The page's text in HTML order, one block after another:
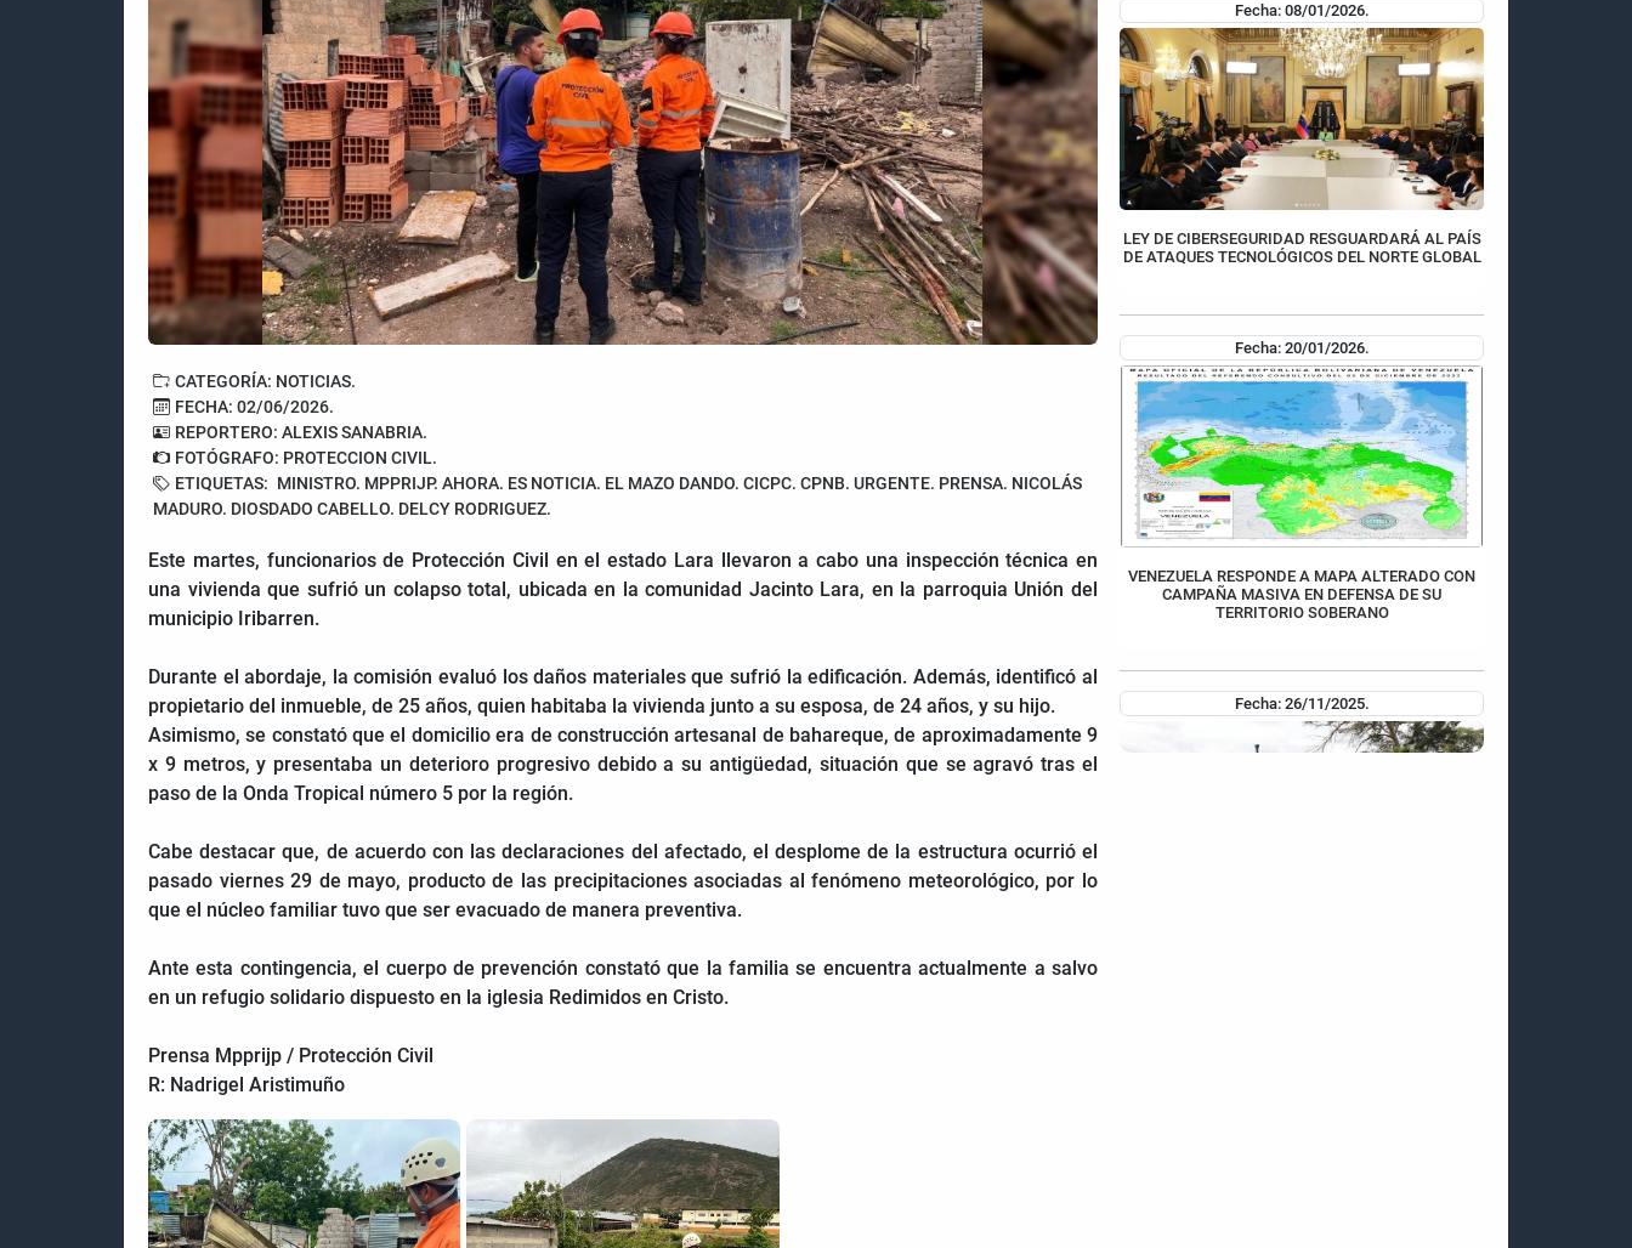
CATEGORÍA: NOTICIAS.
FECHA: 02/06/2026.
REPORTERO: ALEXIS SANABRIA.
FOTÓGRAFO: PROTECCION CIVIL.
ETIQUETAS: MINISTRO. MPPRIJP. AHORA. ES NOTICIA. EL MAZO DANDO. CICPC. CPNB. URGENTE. PRENSA. NICOLÁS
MADURO. DIOSDADO CABELLO. DELCY RODRIGUEZ.
Este martes, funcionarios de Protección Civil en el estado Lara llevaron a cabo una inspección técnica en
una vivienda que sufrió un colapso total, ubicada en la comunidad Jacinto Lara, en la parroquia Unión del
municipio Iribarren.
Durante el abordaje, la comisión evaluó los daños materiales que sufrió la edificación. Además, identificó al
propietario del inmueble, de 25 años, quien habitaba la vivienda junto a su esposa, de 24 años, y su hijo.
Asimismo, se constató que el domicilio era de construcción artesanal de bahareque, de aproximadamente 9
x 9 metros, y presentaba un deterioro progresivo debido a su antigüedad, situación que se agravó tras el
paso de la Onda Tropical número 5 por la región.
Cabe destacar que, de acuerdo con las declaraciones del afectado, el desplome de la estructura ocurrió el
pasado viernes 29 de mayo, producto de las precipitaciones asociadas al fenómeno meteorológico, por lo
que el núcleo familiar tuvo que ser evacuado de manera preventiva.
Ante esta contingencia, el cuerpo de prevención constató que la familia se encuentra actualmente a salvo
en un refugio solidario dispuesto en la iglesia Redimidos en Cristo.
Prensa Mpprijp / Protección Civil
R: Nadrigel Aristimuño
Fecha: 08/01/2026.
LEY DE CIBERSEGURIDAD RESGUARDARÁ AL PAÍS
DE ATAQUES TECNOLÓGICOS DEL NORTE GLOBAL
Fecha: 20/01/2026.
VENEZUELA RESPONDE A MAPA ALTERADO CON
CAMPAÑA MASIVA EN DEFENSA DE SU
TERRITORIO SOBERANO
Fecha: 26/11/2025.